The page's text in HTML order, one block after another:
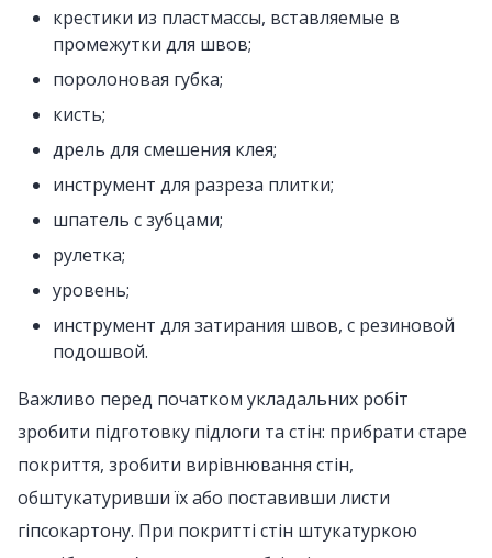
крестики из пластмассы, вставляемые в
промежутки для швов;
поролоновая губка;
кисть;
дрель для смешения клея;
инструмент для разреза плитки;
шпатель с зубцами;
рулетка;
уровень;
инструмент для затирания швов, с резиновой
подошвой.
Важливо перед початком укладальних робіт
зробити підготовку підлоги та стін: прибрати старе
покриття, зробити вирівнювання стін,
обштукатуривши їх або поставивши листи
гіпсокартону. При покритті стін штукатуркою